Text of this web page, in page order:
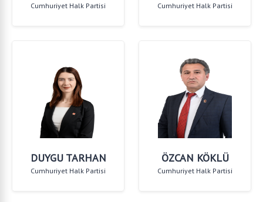
Cumhuriyet Halk Partisi Cumhuriyet Halk Partisi
DUYGU TARHAN
Cumhuriyet Halk Partisi
ÖZCAN KÖKLÜ
Cumhuriyet Halk Partisi